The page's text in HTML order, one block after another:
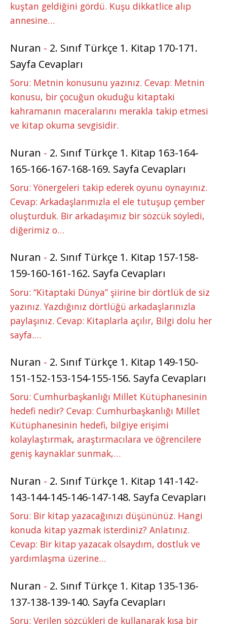
kuştan geldiğini gördü. Kuşu dikkatlice alıp
annesine…
Nuran - 2. Sınıf Türkçe 1. Kitap 170-171.
Sayfa Cevapları
Soru: Metnin konusunu yazınız. Cevap: Metnin
konusu, bir çocuğun okuduğu kitaptaki
kahramanın maceralarını merakla takip etmesi
ve kitap okuma sevgisidir.
Nuran - 2. Sınıf Türkçe 1. Kitap 163-164-
165-166-167-168-169. Sayfa Cevapları
Soru: Yönergeleri takip ederek oyunu oynayınız.
Cevap: Arkadaşlarımızla el ele tutuşup çember
oluşturduk. Bir arkadaşımız bir sözcük söyledi,
diğerimiz o…
Nuran - 2. Sınıf Türkçe 1. Kitap 157-158-
159-160-161-162. Sayfa Cevapları
Soru: “Kitaptaki Dünya” şiirine bir dörtlük de siz
yazınız. Yazdığınız dörtlüğü arkadaşlarınızla
paylaşınız. Cevap: Kitaplarla açılır, Bilgi dolu her
sayfa.…
Nuran - 2. Sınıf Türkçe 1. Kitap 149-150-
151-152-153-154-155-156. Sayfa Cevapları
Soru: Cumhurbaşkanlığı Millet Kütüphanesinin
hedefi nedir? Cevap: Cumhurbaşkanlığı Millet
Kütüphanesinin hedefi, bilgiye erişimi
kolaylaştırmak, araştırmacılara ve öğrencilere
geniş kaynaklar sunmak,…
Nuran - 2. Sınıf Türkçe 1. Kitap 141-142-
143-144-145-146-147-148. Sayfa Cevapları
Soru: Bir kitap yazacağınızı düşününüz. Hangi
konuda kitap yazmak isterdiniz? Anlatınız.
Cevap: Bir kitap yazacak olsaydım, dostluk ve
yardımlaşma üzerine…
Nuran - 2. Sınıf Türkçe 1. Kitap 135-136-
137-138-139-140. Sayfa Cevapları
Soru: Verilen sözcükleri de kullanarak kısa bir